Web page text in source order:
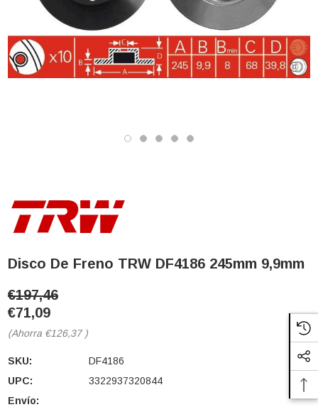
Disco De Freno TRW DF4186 245mm 9,9mm
€197,46
€71,09
(Ahorra €126,37 )
SKU:
DF4186
UPC:
3322937320844
Envío: